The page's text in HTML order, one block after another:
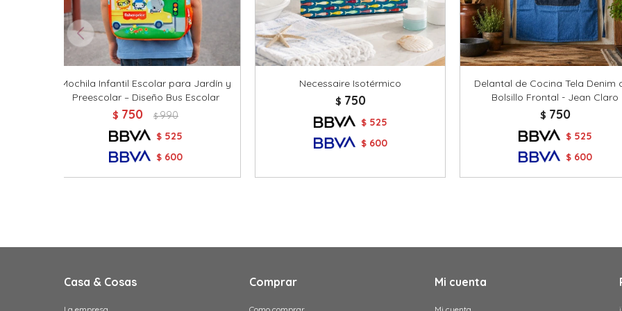
Mochila Infantil Escolar para Jardín y
Preescolar – Diseño Bus Escolar
$ 750 $ 990
$ 525
$ 600
Necessaire Isotérmico
$ 750
$ 525
$ 600
Delantal de Cocina Tela Denim
Bolsillo Frontal - Jean Claro
$ 750
$ 525
$ 600
Casa & Cosas Comprar Mi cuenta